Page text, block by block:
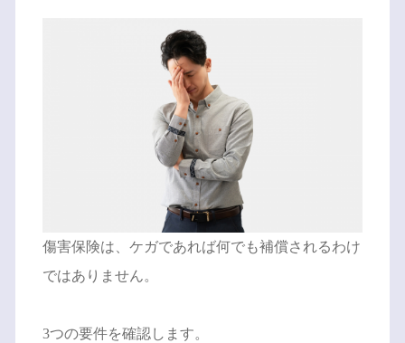
傷害保険は、ケガであれば何でも補償されるわけ
ではありません。
3つの要件を確認します。